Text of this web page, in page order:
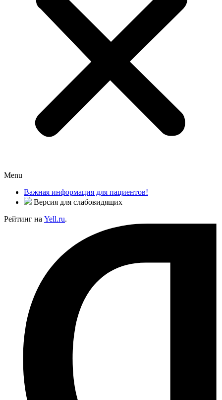
Menu
Важная информация для пациентов!
Версия для слабовидящих
Рейтинг на Yell.ru.